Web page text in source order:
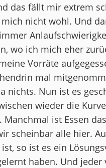
das fällt mir extrem
nicht wohl. Und
wo ich mich eher
Vorräte
mal
nichts. Nun ist es
wieder die
Manchmal ist Essen
scheinbar alle hier.
so ist es ein
haben. Und jeder